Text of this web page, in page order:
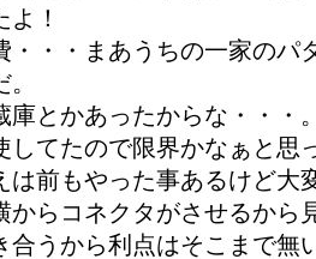
！
・・・まあうちの一家のパ
庫とかあったからな・・・
してたので限界かなぁと思
は前もやった事あるけど大
からコネクタがさせるから
合うから利点はそこまで無